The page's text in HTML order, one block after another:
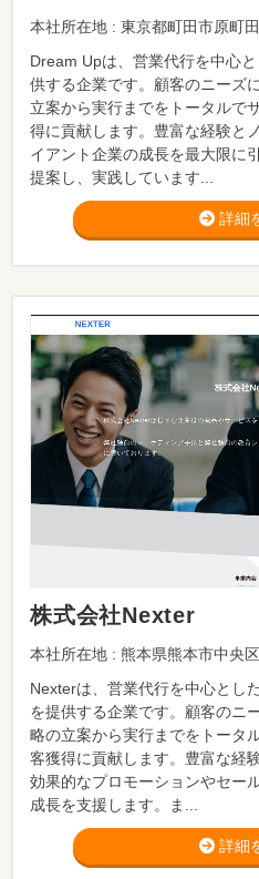
本社所在地 : 東京都町田市原町
Dream Upは、営業代行を中心
供する企業です。顧客のニーズ
立案から実行までをトータルで
得に貢献します。豊富な経験と
イアント企業の成長を最大限に
提案し、実践しています...
詳細
株式会社Nexter
本社所在地 : 熊本県熊本市中央
Nexterは、営業代行を中心とし
を提供する企業です。顧客のニ
略の立案から実行までをトータ
客獲得に貢献します。豊富な経
効果的なプロモーションやセー
成長を支援します。ま...
詳細